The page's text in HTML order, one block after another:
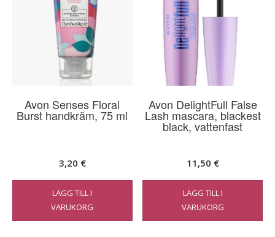
Avon Senses Floral
Burst handkräm, 75 ml
3,20 €
LÄGG TILL I
VARUKORG
Avon DelightFull False
Lash mascara, blackest
black, vattenfast
11,50 €
LÄGG TILL I
VARUKORG